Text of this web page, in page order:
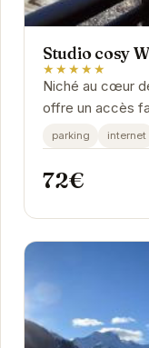
Studio cosy
★★★★★
Niché au cœur
offre un accès
commerces
ses...
parking internet
72€